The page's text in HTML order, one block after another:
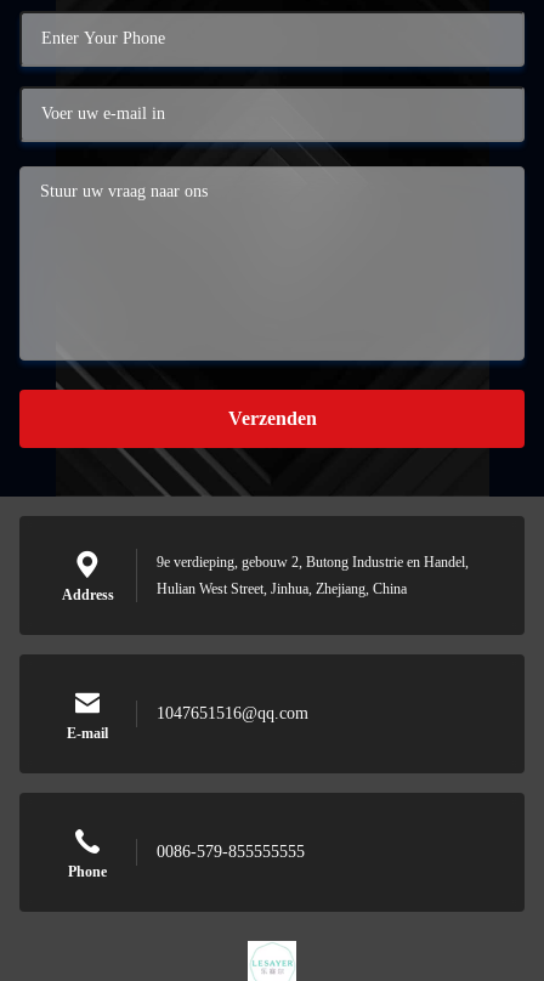
Verzenden
Address
9e verdieping, gebouw 2, Butong Industrie en Handel,
Hulian West Street, Jinhua, Zhejiang, China
E-mail
1047651516@qq.com
Phone
0086-579-855555555